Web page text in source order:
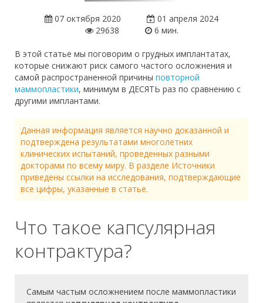
07 октября 2020
01 апреля 2024
29638
6 мин.
В этой статье мы поговорим о грудных имплантатах,
которые снижают риск самого частого осложнения и
самой распространенной причины повторной
маммопластики, минимум в ДЕСЯТЬ раз по сравнению с
другими имплантами.
Данная информация является научно доказанной и
подтверждена результатами многолетних
клинических испытаний, проведенных разными
докторами по всему миру. В разделе Источники
приведены ссылки на исследования, подтверждающие
все цифры, указанные в статье.
Что такое капсулярная
контрактура?
Самым частым осложнением после маммопластики